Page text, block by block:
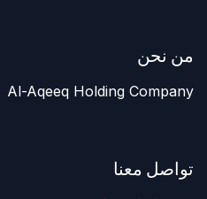
من نحن
Al-Aqeeq Holding Company
تواصل معنا